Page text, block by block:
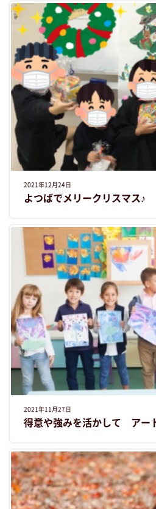
2021年12月24日
よつばでメリークリスマス♪
2021年11月27日
得意や強みを活かして アー